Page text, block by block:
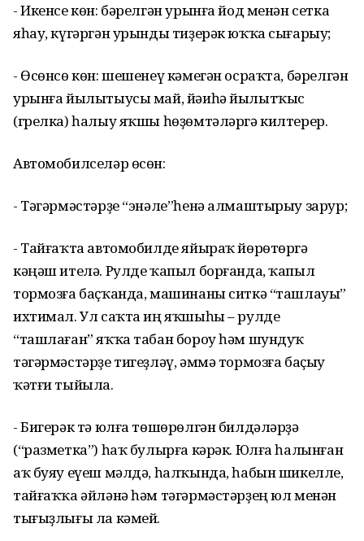
- Икенсе көн: бәрелгән урынға йод менән сетка
яһау, күгәргән урынды тиҙерәк юҡҡа сығарыу;
- Өсөнсө көн: шешенеү кәмегән осраҡта, бәрелгән
урынға йылытыусы май, йәиһә йылытҡыс
(грелка) һалыу яҡшы һөҙөмтәләргә килтерер.
Автомобилселәр өсөн:
- Тәгәрмәстәрҙе “энәле”һенә алмаштырыу зарур;
- Тайғаҡта автомобилде яйыраҡ йөрөтөргә
кәңәш ителә. Рулде ҡапыл борғанда, ҡапыл
тормозға баҫҡанда, машинаны ситкә “ташлауы”
ихтимал. Ул саҡта иң яҡшыһы – рулде
“ташлаған” яҡҡа табан бороу һәм шундуҡ
тәгәрмәстәрҙе тигеҙләү, әммә тормозға баҫыу
ҡәтғи тыйыла.
- Бигерәк тә юлға төшөрөлгән билдәләрҙә
(“разметка”) һаҡ булырға кәрәк. Юлға һалынған
аҡ буяу еүеш мәлдә, һалҡында, һабын шикелле,
тайғаҡҡа әйләнә һәм тәгәрмәстәрҙең юл менән
тығыҙлығы ла кәмей.